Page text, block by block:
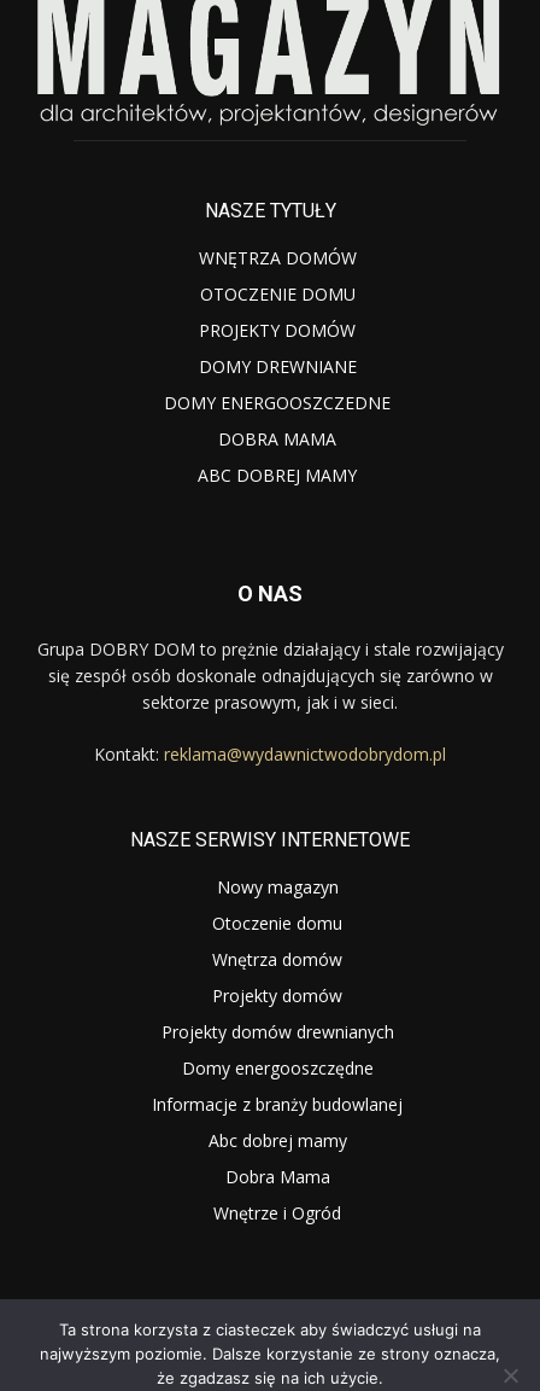
NASZE TYTUŁY
WNĘTRZA DOMÓW
OTOCZENIE DOMU
PROJEKTY DOMÓW
DOMY DREWNIANE
DOMY ENERGOOSZCZEDNE
DOBRA MAMA
ABC DOBREJ MAMY
O NAS
Grupa DOBRY DOM to prężnie działający i stale rozwijający
się zespół osób doskonale odnajdujących się zarówno w
sektorze prasowym, jak i w sieci.
Kontakt: reklama@wydawnictwodobrydom.pl
NASZE SERWISY INTERNETOWE
Nowy magazyn
Otoczenie domu
Wnętrza domów
Projekty domów
Projekty domów drewnianych
Domy energooszczędne
Informacje z branży budowlanej
Abc dobrej mamy
Dobra Mama
Wnętrze i Ogród
2025 NOWYMAGAZYN.PL
Ta strona korzysta z ciasteczek aby świadczyć usługi na
najwyższym poziomie. Dalsze korzystanie ze strony oznacza,
że zgadzasz się na ich użycie.